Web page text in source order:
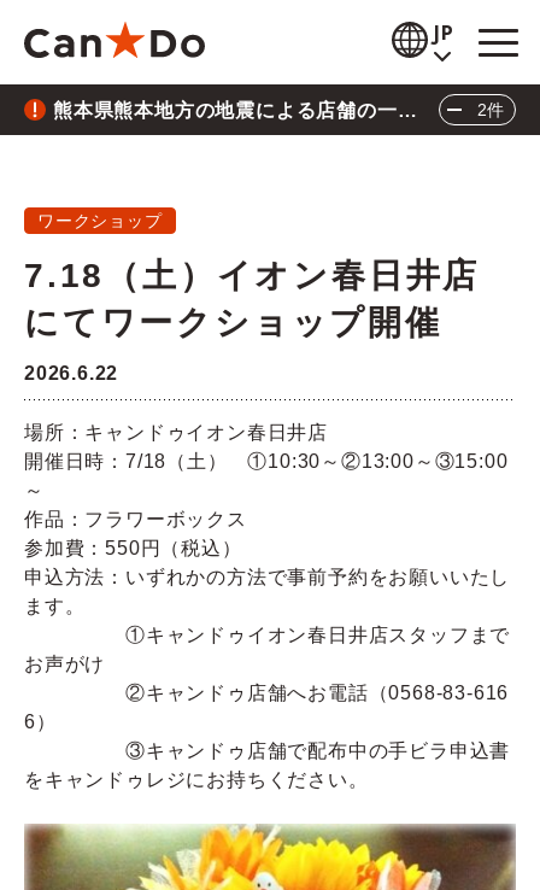
JP
閲覧補助
商品情報
店舗検索
企業情報
IR情報
Q&A
熊本県熊本地方の地震による店舗の一時
休業について
2件
熊本県熊本地方の地震による店舗の一時休業に
重要
三陸沖地震の影響による店舗の臨時休業につい
て
閉じる
ワークショップ
7.18（土）イオン春日井店
にてワークショップ開催
2026.6.22
場所：キャンドゥイオン春日井店
開催日時：7/18（土） ①10:30～②13:00～③15:00
～
作品：フラワーボックス
参加費：550円（税込）
申込方法：いずれかの方法で事前予約をお願いいたし
ます。
①キャンドゥイオン春日井店スタッフまで
お声がけ
②キャンドゥ店舗へお電話（0568-83-616
6）
③キャンドゥ店舗で配布中の手ビラ申込書
をキャンドゥレジにお持ちください。